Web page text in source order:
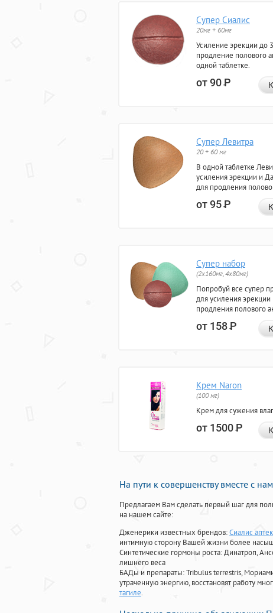
Супер Сиалис
20мг + 60мг
Усиление эрекции до
продление полового
одной таблетке.
от 90Р
Супер Левитра
20 + 60 мг
В одной таблетке
усиления эрекции и
для продления
от 95Р
Супер набор
(2х160мг, 4х80мг)
Попробуй все супер
для усиления эрекции
продления полового
от 158Р
Крем Naron
(100 мг)
Крем для сужения
от 1500Р
На пути к совершенству вместе с
Предлагаем Вам сделать первый шаг для
на нашем сайте:
Дженерики известных брендов:Сиалис
интимную сторону Вашей жизни более
Синтетические гормоны роста: Динатроп,
лишнего веса
БАДы и препараты:Tribulus terrestris,
утраченную энергию, восстановят работу
тагиле.